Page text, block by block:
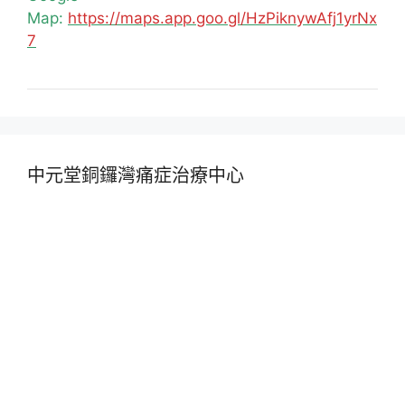
Map: https://maps.app.goo.gl/HzPiknywAfj1yrNx
7
中元堂銅鑼灣痛症治療中心